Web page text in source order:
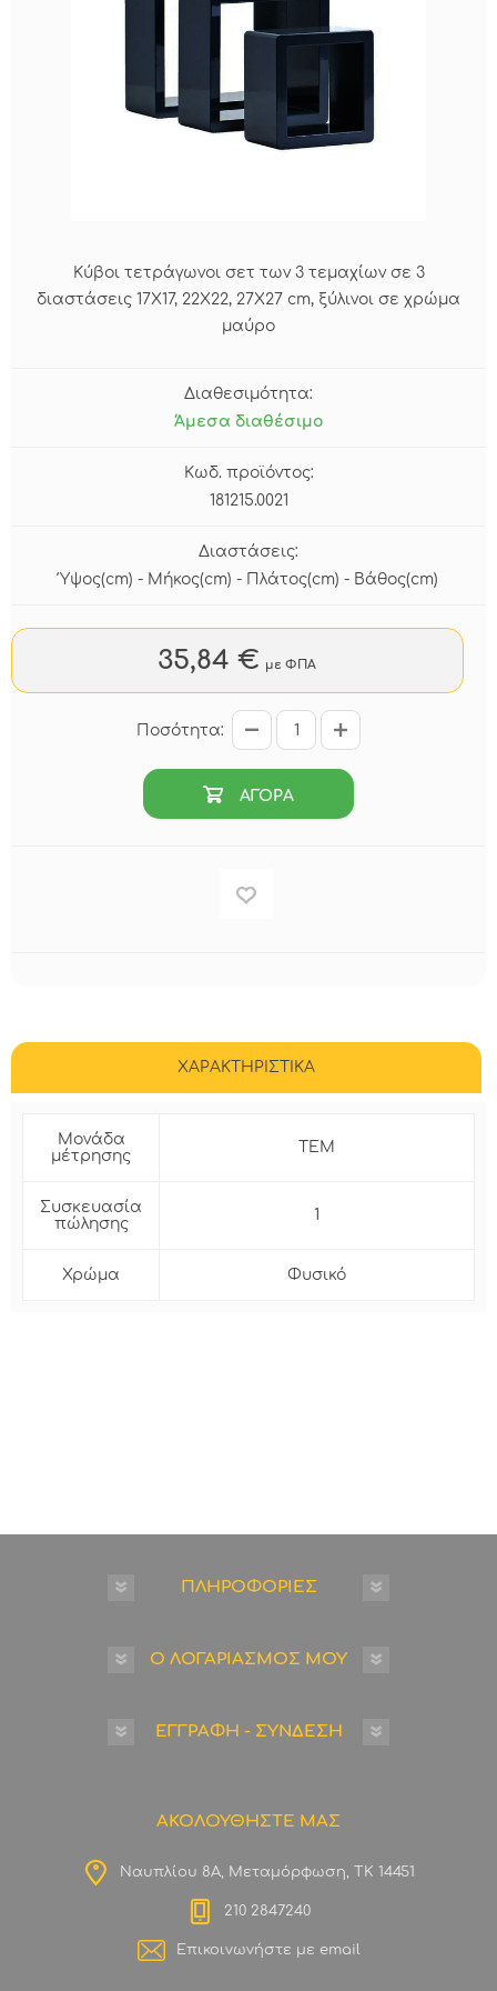
Κύβοι τετράγωνοι σετ των 3 τεμαχίων σε 3
διαστάσεις 17Χ17, 22Χ22, 27Χ27 cm, ξύλινοι σε χρώμα
μαύρο
Διαθεσιμότητα:
Άμεσα διαθέσιμο
Κωδ. προϊόντος:
181215.0021
Διαστάσεις:
Ύψος(cm) - Μήκος(cm) - Πλάτος(cm) - Βάθος(cm)
35,84 € με ΦΠΑ
Ποσότητα:
ΑΓΟΡΑ
ΧΑΡΑΚΤΗΡΙΣΤΙΚΑ
Μονάδα
μέτρησης
ΤΕΜ
Συσκευασία
πώλησης
1
Χρώμα Φυσικό
ΠΛΗΡΟΦΟΡΙΕΣ
Ο ΛΟΓΑΡΙΑΣΜΟΣ ΜΟΥ
ΕΓΓΡΑΦΗ - ΣΥΝΔΕΣΗ
ΑΚΟΛΟΥΘΗΣΤΕ ΜΑΣ
Ναυπλίου 8Α, Μεταμόρφωση, ΤΚ 14451
210 2847240
Επικοινωνήστε με email